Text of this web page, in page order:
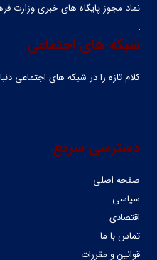
نماد مجوز پایگاه های خبری وزارت
شبکه های اجتماعی
کلام تازه را در شبکه ‌های اجتماعی
دسترسی سریع
صفحه اصلی
سیاسی
اقتصادی
تماس با ما
قوانین و مقررات